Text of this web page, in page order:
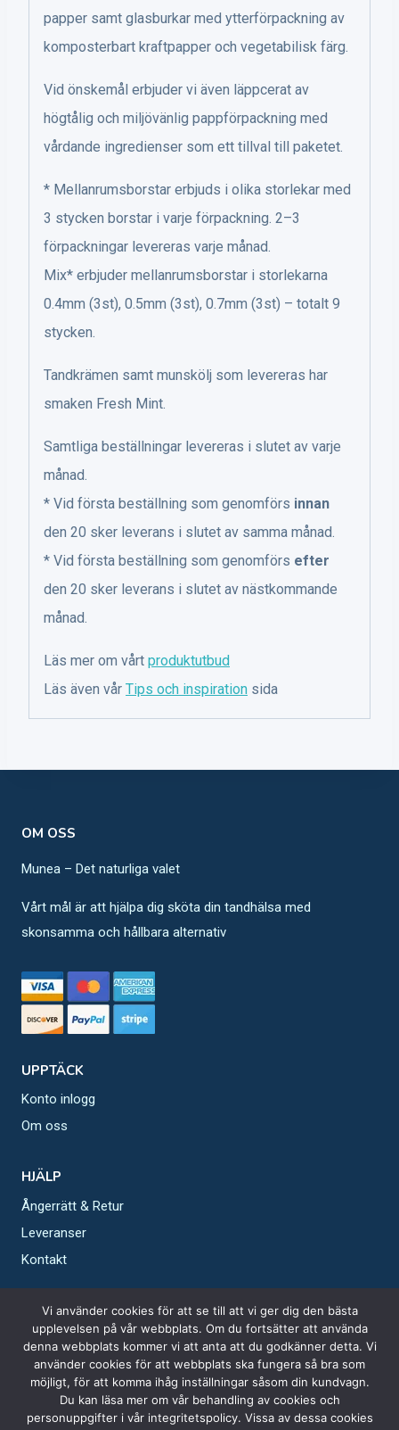
papper samt glasburkar med ytterförpackning av
komposterbart kraftpapper och vegetabilisk färg.
Vid önskemål erbjuder vi även läppcerat av
högtålig och miljövänlig pappförpackning med
vårdande ingredienser som ett tillval till paketet.
* Mellanrumsborstar erbjuds i olika storlekar med
3 stycken borstar i varje förpackning. 2–3
förpackningar levereras varje månad.
Mix* erbjuder mellanrumsborstar i storlekarna
0.4mm (3st), 0.5mm (3st), 0.7mm (3st) – totalt 9
stycken.
Tandkrämen samt munskölj som levereras har
smaken Fresh Mint.
Samtliga beställningar levereras i slutet av varje
månad.
* Vid första beställning som genomförs innan
den 20 sker leverans i slutet av samma månad.
* Vid första beställning som genomförs efter
den 20 sker leverans i slutet av nästkommande
månad.
Läs mer om vårt produktutbud
Läs även vår Tips och inspiration sida
OM OSS
Munea – Det naturliga valet
Vårt mål är att hjälpa dig sköta din tandhälsa med
skonsamma och hållbara alternativ
UPPTÄCK
Konto inlogg
Om oss
HJÄLP
Ångerrätt & Retur
Leveranser
Kontakt
GET IN TOUCH
Vi använder cookies för att se till att vi ger dig den bästa
upplevelsen på vår webbplats. Om du fortsätter att använda
denna webbplats kommer vi att anta att du godkänner detta. Vi
använder cookies för att webbplats ska fungera så bra som
möjligt, för att komma ihåg inställningar såsom din kundvagn.
Du kan läsa mer om vår behandling av cookies och
personuppgifter i vår integritetspolicy. Vissa av dessa cookies